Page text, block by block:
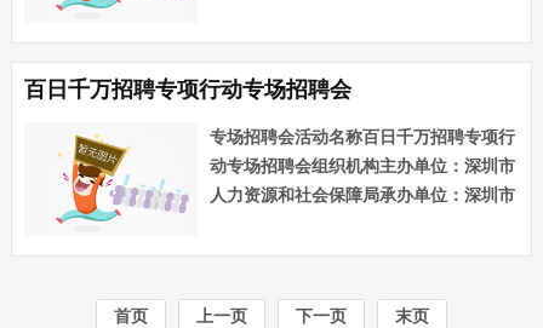
日下午在明珠文化广场举办“筑梦青春 就
业启航-兴宁市2024年百日千万招聘专项
行动···...
百日千万招聘专项行动专场招聘会
专场招聘会活动名称百日千万招聘专项行
动专场招聘会组织机构主办单位：深圳市
人力资源和社会保障局承办单位：深圳市
三）上午9:00-12:00活动地点福田区八卦
地铁六号线、···...
首页 上一页 下一页 末页